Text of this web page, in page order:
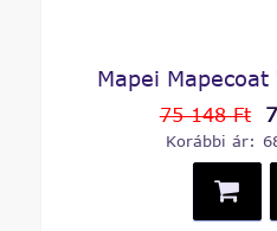
Mapei
75 148 Ft
Korábbi ár: